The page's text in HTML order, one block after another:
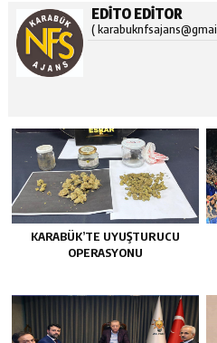
EDITO EDITOR
(
KARABÜK’TE UYUŞTURUCU
OPERASYONU